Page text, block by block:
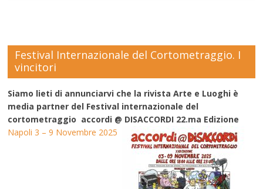
Festival Internazionale del Cortometraggio. I
vincitori
Siamo lieti di annunciarvi che la rivista Arte e Luoghi è
media partner del Festival internazionale del
cortometraggio accordi @ DISACCORDI 22.ma Edizione
Napoli 3 – 9 Novembre 2025